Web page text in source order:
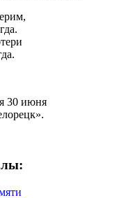
30 июня